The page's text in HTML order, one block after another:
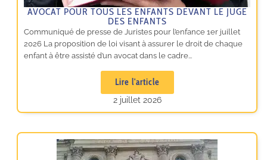
AVOCAT POUR TOUS LES ENFANTS DEVANT LE JUGE
DES ENFANTS
Communiqué de presse de Juristes pour l’enfance 1er juillet
2026 La proposition de loi visant à assurer le droit de chaque
enfant à être assisté d’un avocat dans le cadre...
Lire l'article
2 juillet 2026